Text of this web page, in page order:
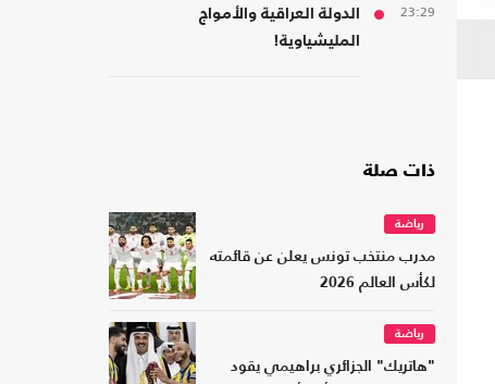
23:29
الدولة العراقية والأمواج
المليشياوية!
ذات صلة
رياضة
مدرب منتخب تونس يعلن عن قائمته
لكأس العالم 2026
رياضة
"هاتريك" الجزائري براهيمي يقود